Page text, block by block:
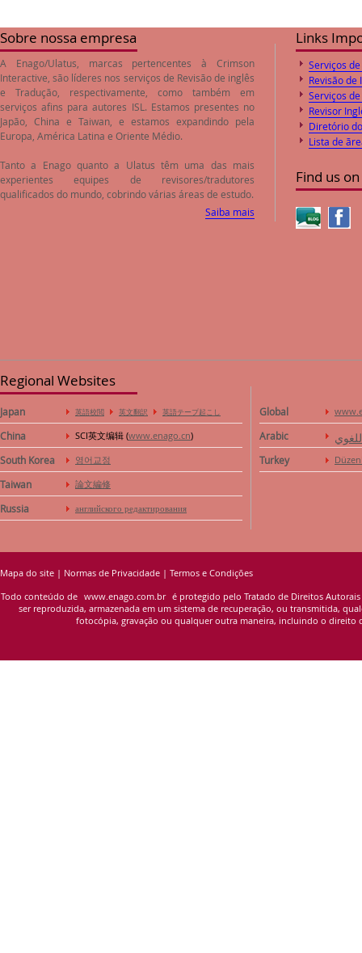
Sobre nossa empresa
A Enago/Ulatus, marcas pertencentes à Crimson
Interactive, são líderes nos serviços de Revisão de inglês
e Tradução, respectivamente, como também em
serviços afins para autores ISL. Estamos presentes no
Japão, China e Taiwan, e estamos expandindo pela
Europa, América Latina e Oriente Médio.
Tanto a Enago quanto a Ulatus têm uma das mais
experientes equipes de revisores/tradutores
qualificados do mundo, cobrindo várias áreas de estudo.
Saiba mais
Links
Serviços
Revisão de
Serviços
Revisor
Diretório
Lista de
Find us on
Regional Websites
Japan 英語校閲 英文翻訳 英語テープ起こし
China SCI英文编辑 (www.enago.cn)
South Korea 영어교정
Taiwan 論文編修
Russia английского редактирования
Global
Arabic
Turkey
Mapa do site | Normas de Privacidade | Termos e Condições
Todo conteúdo de www.enago.com.br é protegido pelo Tratado de Direitos
ser reproduzida, armazenada em um sistema de recuperação, ou transmitida,
fotocópia, gravação ou qualquer outra maneira, incluindo o direito